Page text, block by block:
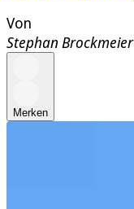
Von
Stephan Brockmeier
Merken